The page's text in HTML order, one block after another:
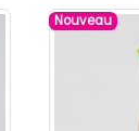
Nouveau